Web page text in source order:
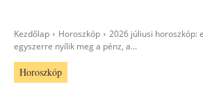
Kezdőlap Horoszkóp
2026 júliusi horoszkóp:
egyszerre nyílik meg a pénz, a...
Horoszkóp